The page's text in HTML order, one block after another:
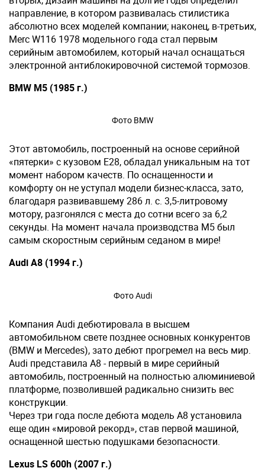
направление, в котором развивалась стилистика
абсолютно всех моделей компании; наконец, в-третьих,
Merc W116 1978 модельного года стал первым
серийным автомобилем, который начал оснащаться
электронной антиблокировочной системой тормозов.
BMW M5 (1985 г.)
Фото BMW
Этот автомобиль, построенный на основе серийной
«пятерки» с кузовом Е28, обладал уникальным на тот
момент набором качеств. По оснащенности и
комфорту он не уступал модели бизнес-класса, зато,
благодаря развивавшему 286 л. с. 3,5-литровому
мотору, разгонялся с места до сотни всего за 6,2
секунды. На момент начала производства М5 был
самым скоростным серийным седаном в мире!
Audi A8 (1994 г.)
Фото Audi
Компания Audi дебютировала в высшем
автомобильном свете позднее основных конкурентов
(BMW и Mercedes), зато дебют прогремел на весь мир.
Audi представила А8 - первый в мире серийный
автомобиль, построенный на полностью алюминиевой
платформе, позволившей радикально снизить вес
конструкции.
Через три года после дебюта модель А8 установила
еще один «мировой рекорд», став первой машиной,
оснащенной шестью подушками безопасности.
Lexus LS 600h (2007 г.)